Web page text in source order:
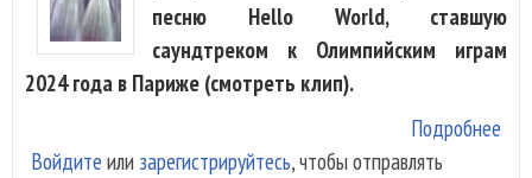
песню Hello World, ставшую
саундтреком к Олимпийским играм
2024 года в Париже (смотреть клип).
Подробнее
Войдите или зарегистрируйтесь, чтобы отправлять